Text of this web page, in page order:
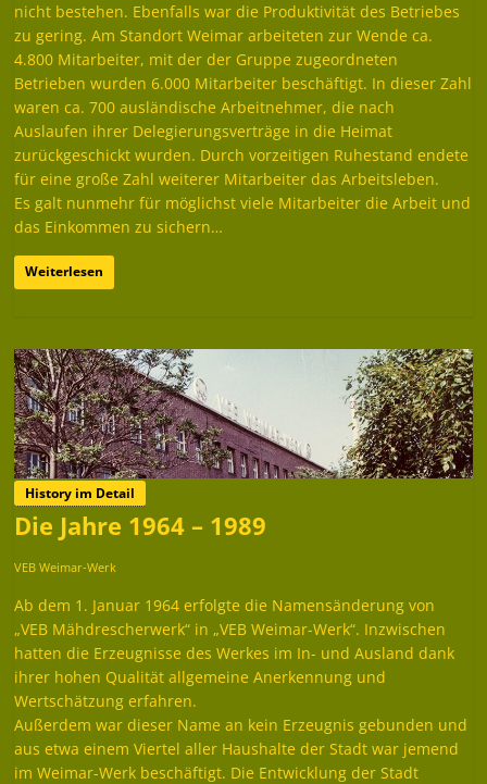
nicht bestehen. Ebenfalls war die Produktivität des Betriebes
zu gering. Am Standort Weimar arbeiteten zur Wende ca.
4.800 Mitarbeiter, mit der der Gruppe zugeordneten
Betrieben wurden 6.000 Mitarbeiter beschäftigt. In dieser Zahl
waren ca. 700 ausländische Arbeitnehmer, die nach
Auslaufen ihrer Delegierungsverträge in die Heimat
zurückgeschickt wurden. Durch vorzeitigen Ruhestand endete
für eine große Zahl weiterer Mitarbeiter das Arbeitsleben.
Es galt nunmehr für möglichst viele Mitarbeiter die Arbeit und
das Einkommen zu sichern…
Weiterlesen
History im Detail
Die Jahre 1964 – 1989
VEB Weimar-Werk
Ab dem 1. Januar 1964 erfolgte die Namensänderung von
„VEB Mähdrescherwerk“ in „VEB Weimar-Werk“. Inzwischen
hatten die Erzeugnisse des Werkes im In- und Ausland dank
ihrer hohen Qualität allgemeine Anerkennung und
Wertschätzung erfahren.
Außerdem war dieser Name an kein Erzeugnis gebunden und
aus etwa einem Viertel aller Haushalte der Stadt war jemend
im Weimar-Werk beschäftigt. Die Entwicklung der Stadt